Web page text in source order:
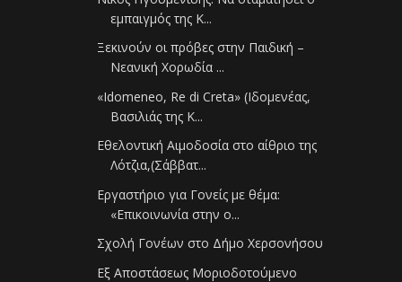
εμπαιγμός της Κ...
Ξεκινούν οι πρόβες στην Παιδική –
Νεανική Χορωδία ...
«Idomeneo, Re di Creta» (Ιδομενέας,
Bασιλιάς της Κ...
Εθελοντική Αιμοδοσία στο αίθριο της
Λότζια,(Σάββατ...
Εργαστήριο για Γονείς με θέμα:
«Επικοινωνία στην ο...
Σχολή Γονέων στο Δήμο Χερσονήσου
Εξ Αποστάσεως Μοριοδοτούμενο